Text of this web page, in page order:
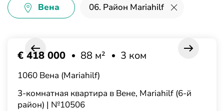
Вена 06. Район Mariahilf
3-комнатная квартира в Вене, Mariahilf (6-й
район) | №10506
€ 418 000 88 м² 3 ком
1060 Вена (Mariahilf)